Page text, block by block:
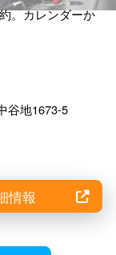
。カレンダーか
谷地1673-5
情報